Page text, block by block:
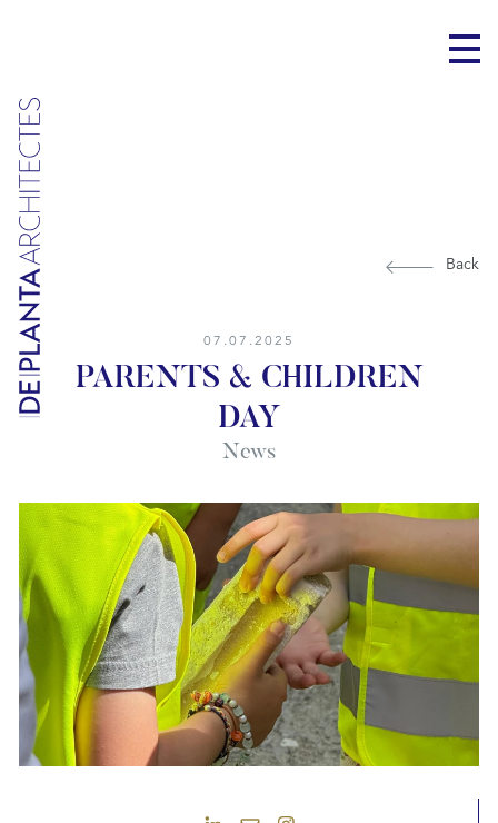
Back
07.07.2025
PARENTS & CHILDREN
DAY
News